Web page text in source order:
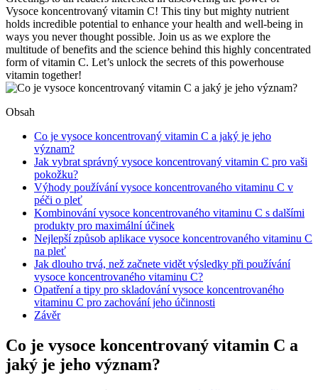
Vysoce koncentrovaný vitamin C! This tiny but mighty nutrient
holds incredible potential to enhance your health and well-being in
ways you never thought possible. Join us as we explore the
multitude of benefits and the science behind this highly concentrated
form of vitamin C. Let’s unlock the secrets of this powerhouse
vitamin together!
Obsah
Co je vysoce koncentrovaný vitamin C a jaký je jeho
význam?
Jak vybrat správný vysoce koncentrovaný vitamin C pro vaši
pokožku?
Výhody používání vysoce koncentrovaného vitaminu C v
péči o pleť
Kombinování vysoce koncentrovaného vitaminu C s dalšími
produkty pro maximální účinek
Nejlepší způsob aplikace vysoce koncentrovaného vitaminu C
na pleť
Jak dlouho trvá, než začnete vidět výsledky při používání
vysoce koncentrovaného vitaminu C?
Opatření a tipy pro skladování vysoce koncentrovaného
vitaminu C pro zachování jeho účinnosti
Závěr
Co je vysoce koncentrovaný vitamin C a
jaký je jeho význam?